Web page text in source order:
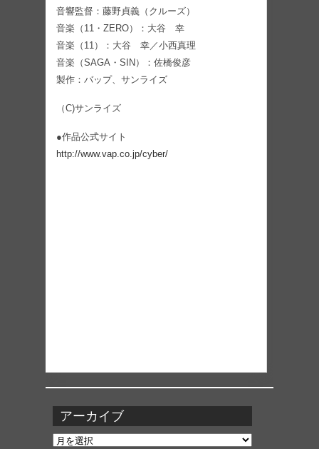
音響監督：藤野貞義（クルーズ）
音楽（11・ZERO）：大谷 幸
音楽（11）：大谷 幸／小西真理
音楽（SAGA・SIN）：佐橋俊彦
製作：バップ、サンライズ
（C)サンライズ
●作品公式サイト
http://www.vap.co.jp/cyber/
アーカイブ
ア